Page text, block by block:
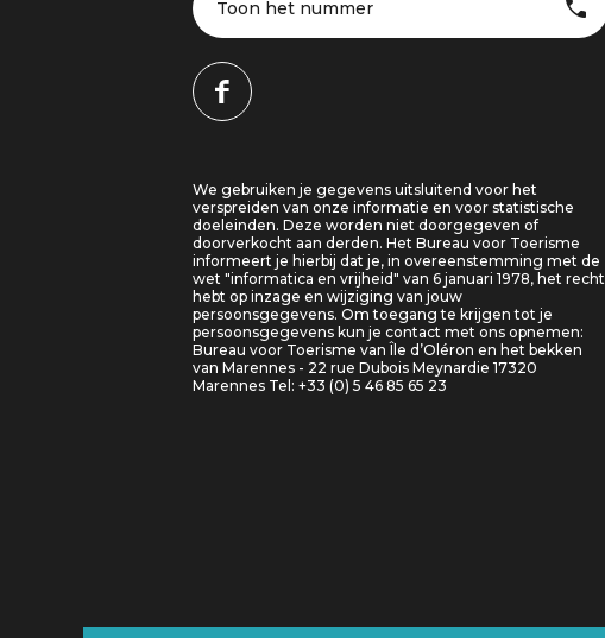
Toon het nummer
We gebruiken je gegevens uitsluitend voor het
verspreiden van onze informatie en voor statistische
doeleinden. Deze worden niet doorgegeven of
doorverkocht aan derden. Het Bureau voor Toerisme
informeert je hierbij dat je, in overeenstemming met de
wet "informatica en vrijheid" van 6 januari 1978, het recht
hebt op inzage en wijziging van jouw
persoonsgegevens. Om toegang te krijgen tot je
persoonsgegevens kun je contact met ons opnemen:
Bureau voor Toerisme van Île d’Oléron en het bekken
van Marennes - 22 rue Dubois Meynardie 17320
Marennes Tel: +33 (0) 5 46 85 65 23